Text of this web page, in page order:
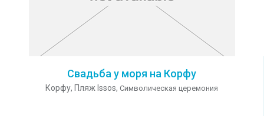
Свадьба у моря на Корфу
Корфу, Пляж Issos, Символическая церемония